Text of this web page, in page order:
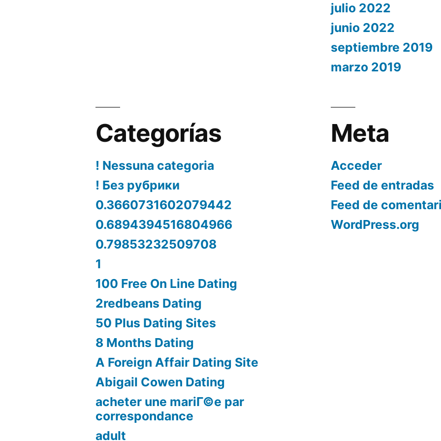
julio 2022
junio 2022
septiembre 2019
marzo 2019
Categorías
! Nessuna categoria
! Без рубрики
0.3660731602079442
0.6894394516804966
0.79853232509708
1
100 Free On Line Dating
2redbeans Dating
50 Plus Dating Sites
8 Months Dating
A Foreign Affair Dating Site
Abigail Cowen Dating
acheter une mariГ©e par
correspondance
adult
Meta
Acceder
Feed de entradas
Feed de
WordPress.org